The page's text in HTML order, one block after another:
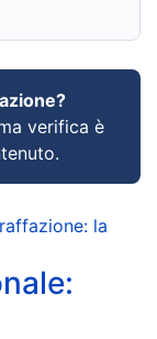
verifica è
la